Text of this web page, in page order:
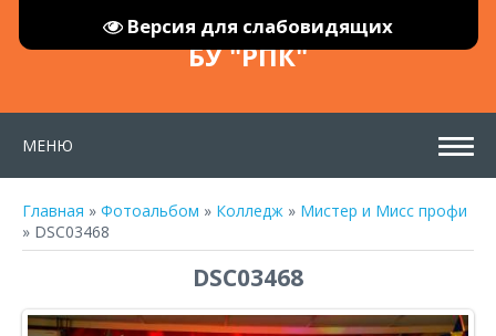
Версия для слабовидящих
БУ "РПК"
МЕНЮ
Главная » Фотоальбом » Колледж » Мистер и Мисс профи
» DSC03468
DSC03468